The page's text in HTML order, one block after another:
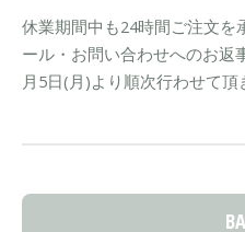
休業期間中も24時間ご注文を
ール・お問い合わせへのお返
月5日(月)より順次行わせて頂